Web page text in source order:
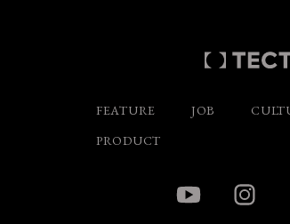
FEATURE JOB
PRODUCT
YouTube